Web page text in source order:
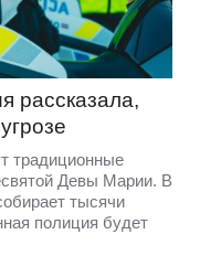
рассказала,
традиционные
Девы Марии. В
тысячи
полиция будет